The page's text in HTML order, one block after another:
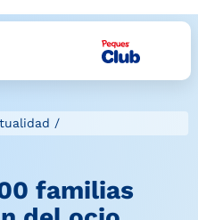
/
familias